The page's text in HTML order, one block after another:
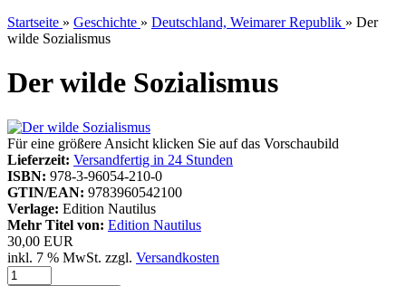
Startseite » Geschichte » Deutschland, Weimarer Republik » Der
wilde Sozialismus
Der wilde Sozialismus
Für eine größere Ansicht klicken Sie auf das Vorschaubild
Lieferzeit: Versandfertig in 24 Stunden
ISBN: 978-3-96054-210-0
GTIN/EAN: 9783960542100
Verlage: Edition Nautilus
Mehr Titel von: Edition Nautilus
30,00 EUR
inkl. 7 % MwSt. zzgl. Versandkosten